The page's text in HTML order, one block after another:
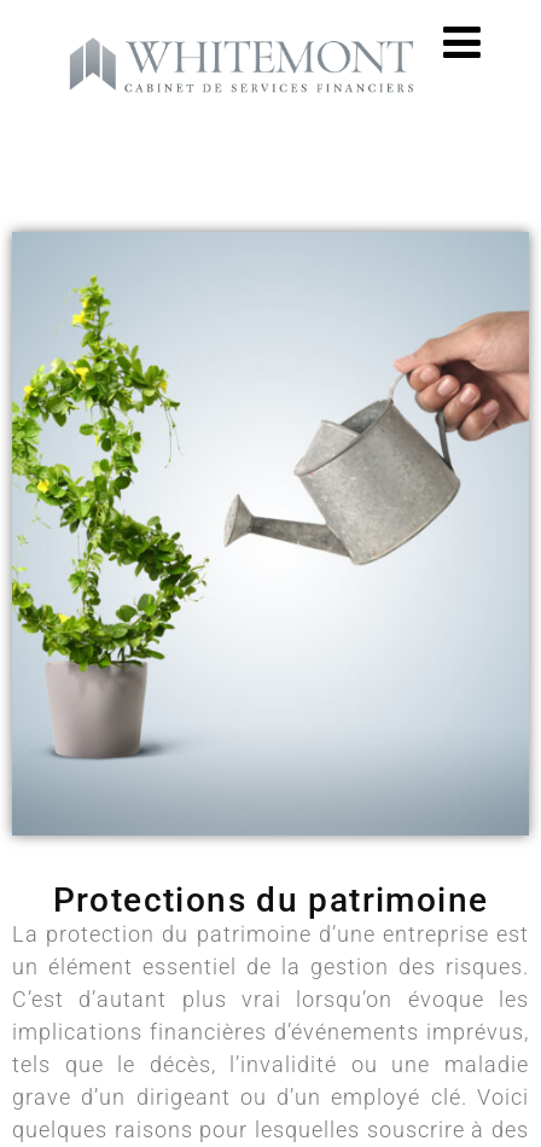
Protections du patrimoine
La protection du patrimoine d’une entreprise est
un élément essentiel de la gestion des risques.
C’est d’autant plus vrai lorsqu’on évoque les
implications financières d’événements imprévus,
tels que le décès, l’invalidité ou une maladie
grave d’un dirigeant ou d’un employé clé. Voici
quelques raisons pour lesquelles souscrire à des